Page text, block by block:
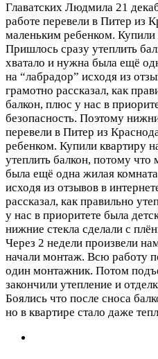
Главатских Людмила 21
работе перевели в Питер из
маленьким ребенком. Купили
Пришлось сразу утеплить
хватало и нужна была ещё
на “лабрадор” исходя из
грамотно рассказал, как
балкон, плюс у нас в
безопасность. Поэтому
перевели в Питер из
ребенком. Купили квартиру
утеплить балкон, потому что
была ещё одна жилая
исходя из отзывов в
рассказал, как правильно
у нас в приоритете была
нижние стекла сделали с
Через 2 недели произвели
начали монтаж. Всю работу
один монтажник. Потом
закончили утепление и
Боялись что после сноса
но в квартире стало даже